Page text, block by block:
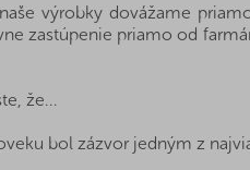
výrobky dovážame
zastúpenie priamo od
že...
bol zázvor jedným z